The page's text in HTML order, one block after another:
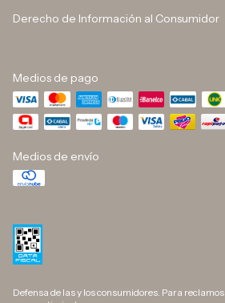
Derecho de Información al Consumidor
Medios de pago
Medios de envío
Defensa de las y los consumidores. Para reclamos